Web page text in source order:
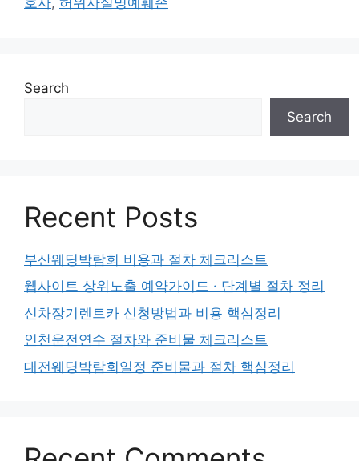
Search
Search
Recent Posts
부산웨딩박람회 비용과 절차 체크리스트
웹사이트 상위노출 예약가이드 · 단계별 절차 정리
신차장기렌트카 신청방법과 비용 핵심정리
인천운전연수 절차와 준비물 체크리스트
대전웨딩박람회일정 준비물과 절차 핵심정리